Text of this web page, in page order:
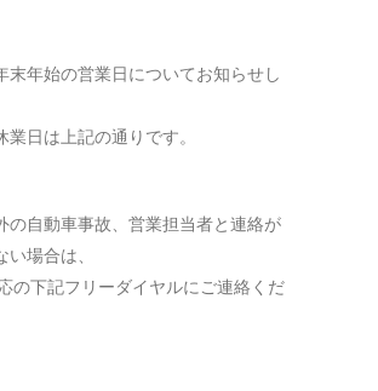
末年始の営業日についてお知らせし
業日は上記の通りです。
の自動車事故、営業担当者と連絡が
場合は、
の下記フリーダイヤルにご連絡くだ